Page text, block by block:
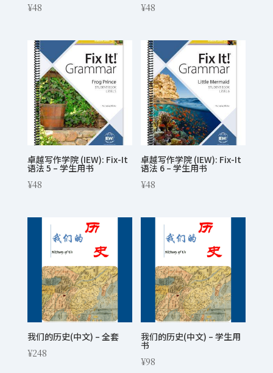
¥48
¥48
卓越写作学院 (IEW): Fix-It
语法 5 – 学生用书
¥48
卓越写作学院 (IEW): Fix-It
语法 6 – 学生用书
¥48
我们的历史(中文) – 全套
¥248
我们的历史(中文) – 学生用
书
¥98